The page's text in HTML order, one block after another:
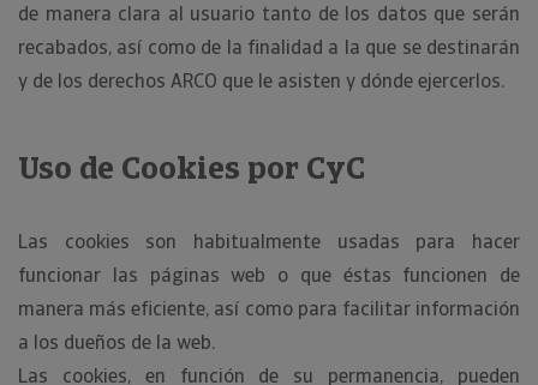
de manera clara al usuario tanto de los datos que serán
recabados, así como de la finalidad a la que se destinarán
y de los derechos ARCO que le asisten y dónde ejercerlos.
Uso de Cookies por CyC
Las cookies son habitualmente usadas para hacer
funcionar las páginas web o que éstas funcionen de
manera más eficiente, así como para facilitar información
a los dueños de la web.
Las cookies, en función de su permanencia, pueden